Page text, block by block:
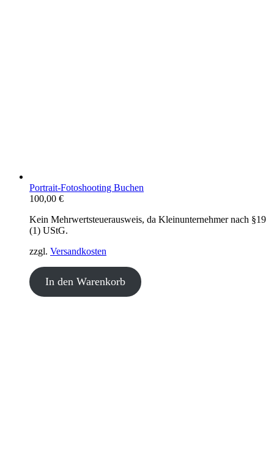
Portrait-Fotoshooting Buchen
100,00 €
Kein Mehrwertsteuerausweis, da Kleinunternehmer nach §19
(1) UStG.
zzgl. Versandkosten
In den Warenkorb